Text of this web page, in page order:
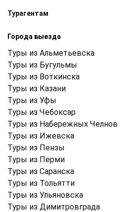
Турагентам
Города выезда
Туры из Альметьевска
Туры из Бугульмы
Туры из Воткинска
Туры из Казани
Туры из Уфы
Туры из Чебоксар
Туры из Набережных Челнов
Туры из Ижевска
Туры из Пензы
Туры из Перми
Туры из Саранска
Туры из Тольятти
Туры из Ульяновска
Туры из Димитровграда